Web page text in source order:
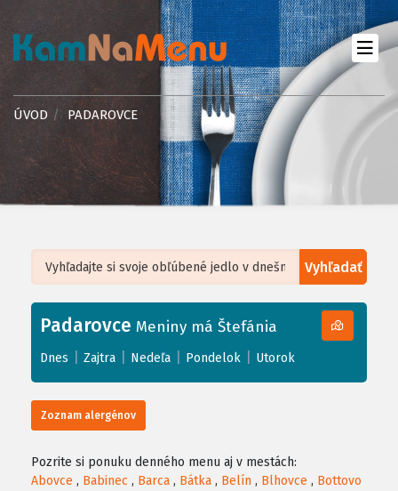
ÚVOD PADAROVCE
Vyhľadať
+
−
Leaflet| ©OpenStreetMap, Tiles courtesy ofHumanitarian OpenStreetMap
Padarovce Meniny má Štefánia
Dnes Zajtra Nedeľa Pondelok Utorok
Zoznam alergénov
Pozrite si ponuku denného menu aj v mestách:
Abovce , Babinec , Barca , Bátka , Belín , Blhovce , Bottovo